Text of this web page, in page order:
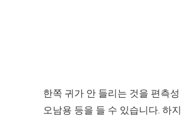
한쪽 귀가 안 들리는 것을 편측
오남용 등을 들 수 있습니다. 하